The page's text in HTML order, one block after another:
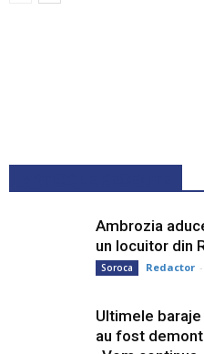
Ambrozia
un locuitor din
Soroca Redactor -
Ultimele
au fost